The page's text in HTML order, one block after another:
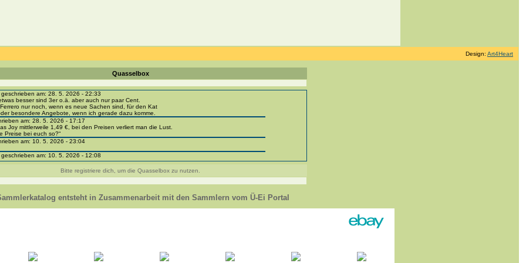
Design: Art4Heart
Quasselbox
am: 28. 5. 2026 - 22:33
besser sind 3er o.ä. aber auch nur paar Cent.
nur noch, wenn es neue Sachen sind, für den Kat
besondere Angebote, wenn ich gerade dazu komme.
am: 28. 5. 2026 - 17:17
Joy mittlerweile 1,49 €, bei den Preisen verliert man die Lust.
Preise bei euch so?“
am: 10. 5. 2026 - 23:04
am: 10. 5. 2026 - 12:08
portal-sammlerkatalog.de/categories.php?cat_id=1043
- BPZ obere Reihe
zur Strafe die nächsten 3 Monate keine Ü-Eier bekommen ;))
310, 318 und 326 habe ich keine BPZ
leider weggeworfen *grrrr* ;)
am: 29. 4. 2026 - 18:04
Erinnerung ... oder?
Bitte registriere dich, um die Quasselbox zu nutzen.
entsteht in Zusammenarbeit mit den Sammlern vom Ü-Ei Portal